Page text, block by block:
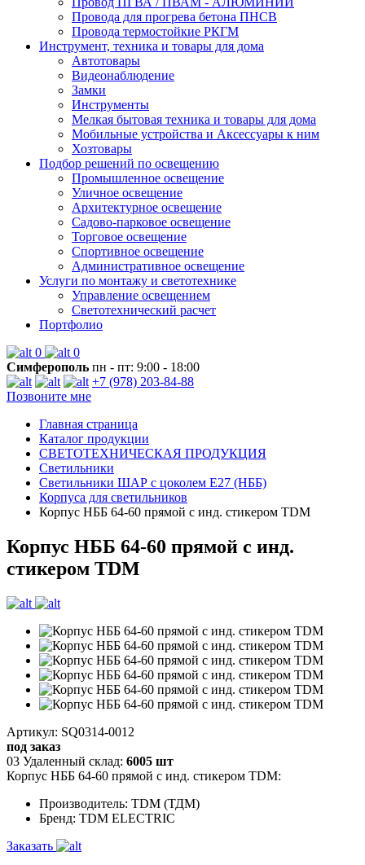
Провода для прогрева бетона ПНСВ
Провода термостойкие РКГМ
Инструмент, техника и товары для дома
Автотовары
Видеонаблюдение
Замки
Инструменты
Мелкая бытовая техника и товары для дома
Мобильные устройства и Аксессуары к ним
Хозтовары
Подбор решений по освещению
Промышленное освещение
Уличное освещение
Архитектурное освещение
Садово-парковое освещение
Торговое освещение
Спортивное освещение
Административное освещение
Услуги по монтажу и светотехнике
Управление освещением
Светотехнический расчет
Портфолио
0
0
Симферополь пн - пт: 9:00 - 18:00
+7 (978) 203-84-88
Позвоните мне
Главная страница
Каталог продукции
СВЕТОТЕХНИЧЕСКАЯ ПРОДУКЦИЯ
Светильники
Светильники ШАР с цоколем E27 (НББ)
Корпуса для светильников
Корпус НББ 64-60 прямой с инд. стикером TDM
Корпус НББ 64-60 прямой с инд.
стикером TDM
Артикул: SQ0314-0012
под заказ
03 Удаленный склад: 6005 шт
Корпус НББ 64-60 прямой с инд. стикером TDM:
Производитель: TDM (ТДМ)
Бренд: TDM ELECTRIC
Заказать